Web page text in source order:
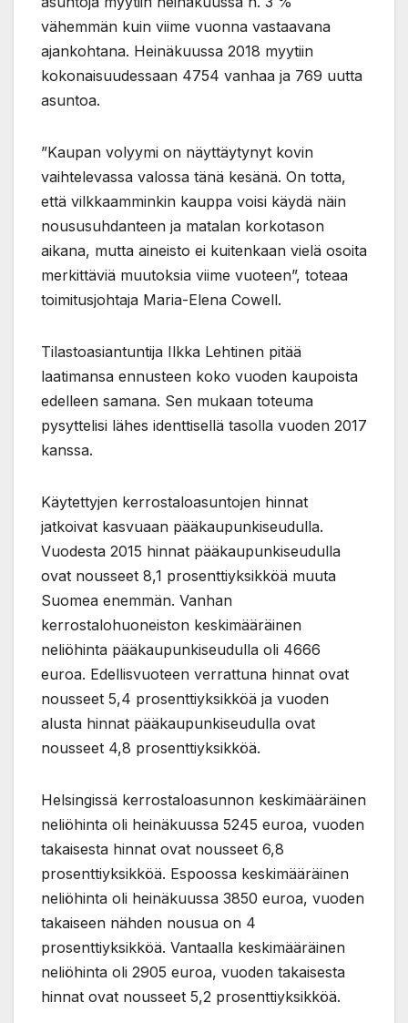
vähemmän kuin viime vuonna vastaavana
ajankohtana. Heinäkuussa 2018 myytiin
kokonaisuudessaan 4754 vanhaa ja 769 uutta
asuntoa.
”Kaupan volyymi on näyttäytynyt kovin
vaihtelevassa valossa tänä kesänä. On totta,
että vilkkaamminkin kauppa voisi käydä näin
noususuhdanteen ja matalan korkotason
aikana, mutta aineisto ei kuitenkaan vielä osoita
merkittäviä muutoksia viime vuoteen”, toteaa
toimitusjohtaja Maria-Elena Cowell.
Tilastoasiantuntija Ilkka Lehtinen pitää
laatimansa ennusteen koko vuoden kaupoista
edelleen samana. Sen mukaan toteuma
pysyttelisi lähes identtisellä tasolla vuoden 2017
kanssa.
Käytettyjen kerrostaloasuntojen hinnat
jatkoivat kasvuaan pääkaupunkiseudulla.
Vuodesta 2015 hinnat pääkaupunkiseudulla
ovat nousseet 8,1 prosenttiyksikköä muuta
Suomea enemmän. Vanhan
kerrostalohuoneiston keskimääräinen
neliöhinta pääkaupunkiseudulla oli 4666
euroa. Edellisvuoteen verrattuna hinnat ovat
nousseet 5,4 prosenttiyksikköä ja vuoden
alusta hinnat pääkaupunkiseudulla ovat
nousseet 4,8 prosenttiyksikköä.
Helsingissä kerrostaloasunnon keskimääräinen
neliöhinta oli heinäkuussa 5245 euroa, vuoden
takaisesta hinnat ovat nousseet 6,8
prosenttiyksikköä. Espoossa keskimääräinen
neliöhinta oli heinäkuussa 3850 euroa, vuoden
takaiseen nähden nousua on 4
prosenttiyksikköä. Vantaalla keskimääräinen
neliöhinta oli 2905 euroa, vuoden takaisesta
hinnat ovat nousseet 5,2 prosenttiyksikköä.